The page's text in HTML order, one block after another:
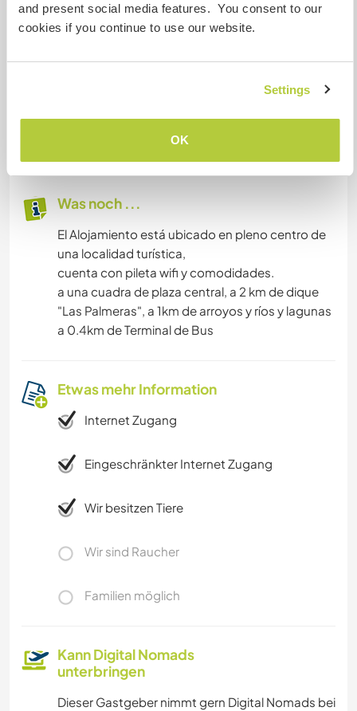
and present social media features. You consent to our
cookies if you continue to use our website.
Settings
OK
Accommodation is in a shared room with a
private bathroom for volunteers.
El alojamiento es en una habitación compartida
Was noch ...
El Alojamiento está ubicado en pleno centro de
una localidad turística,
cuenta con pileta wifi y comodidades.
a una cuadra de plaza central, a 2 km de dique
"Las Palmeras", a 1km de arroyos y ríos y lagunas
a 0.4km de Terminal de Bus
Etwas mehr Information
Internet Zugang
Eingeschränkter Internet Zugang
Wir besitzen Tiere
Wir sind Raucher
Familien möglich
Kann Digital Nomads
unterbringen
Dieser Gastgeber nimmt gern Digital Nomads bei